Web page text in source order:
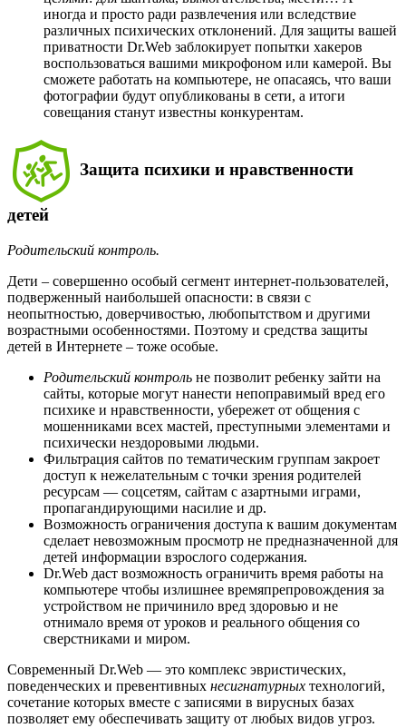
иногда и просто ради развлечения или вследствие
различных психических отклонений. Для защиты вашей
приватности Dr.Web заблокирует попытки хакеров
воспользоваться вашими микрофоном или камерой. Вы
сможете работать на компьютере, не опасаясь, что ваши
фотографии будут опубликованы в сети, а итоги
совещания станут известны конкурентам.
Защита психики и нравственности
детей
Родительский контроль.
Дети – совершенно особый сегмент интернет-пользователей,
подверженный наибольшей опасности: в связи с
неопытностью, доверчивостью, любопытством и другими
возрастными особенностями. Поэтому и средства защиты
детей в Интернете – тоже особые.
Родительский контроль не позволит ребенку зайти на
сайты, которые могут нанести непоправимый вред его
психике и нравственности, убережет от общения с
мошенниками всех мастей, преступными элементами и
психически нездоровыми людьми.
Фильтрация сайтов по тематическим группам закроет
доступ к нежелательным с точки зрения родителей
ресурсам — соцсетям, сайтам с азартными играми,
пропагандирующими насилие и др.
Возможность ограничения доступа к вашим документам
сделает невозможным просмотр не предназначенной для
детей информации взрослого содержания.
Dr.Web даст возможность ограничить время работы на
компьютере чтобы излишнее времяпрепровождения за
устройством не причинило вред здоровью и не
отнимало время от уроков и реального общения со
сверстниками и миром.
Современный Dr.Web — это комплекс эвристических,
поведенческих и превентивных несигнатурных технологий,
сочетание которых вместе с записями в вирусных базах
позволяет ему обеспечивать защиту от любых видов угроз.